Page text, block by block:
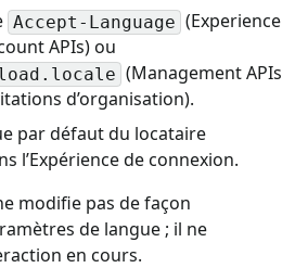
Accept-Language (Experience
APIs) ou
(Management APIs
d’organisation).
par défaut du locataire
l’Expérience de connexion.
modifie pas de façon
de langue ; il ne
en cours.